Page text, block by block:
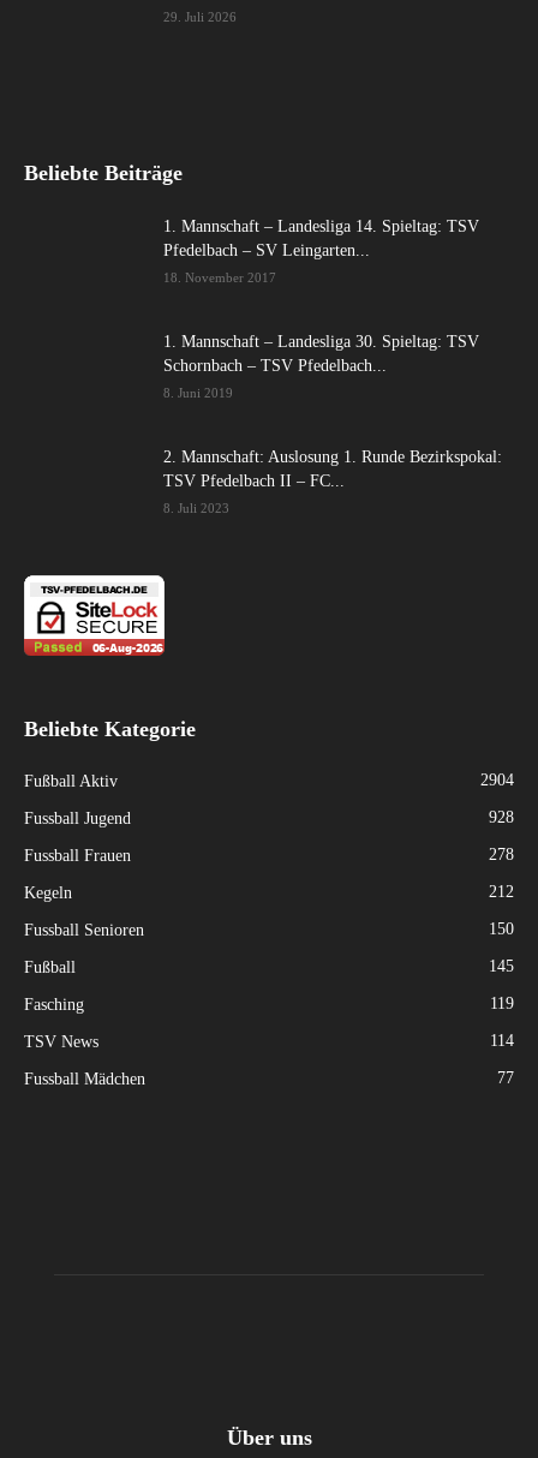
29. Juli 2026
Beliebte Beiträge
1. Mannschaft – Landesliga 14. Spieltag: TSV
Pfedelbach – SV Leingarten...
18. November 2017
1. Mannschaft – Landesliga 30. Spieltag: TSV
Schornbach – TSV Pfedelbach...
8. Juni 2019
2. Mannschaft: Auslosung 1. Runde Bezirkspokal:
TSV Pfedelbach II – FC...
8. Juli 2023
Beliebte Kategorie
Fußball Aktiv 2904
Fussball Jugend 928
Fussball Frauen 278
Kegeln 212
Fussball Senioren 150
Fußball 145
Fasching 119
TSV News 114
Fussball Mädchen 77
Über uns